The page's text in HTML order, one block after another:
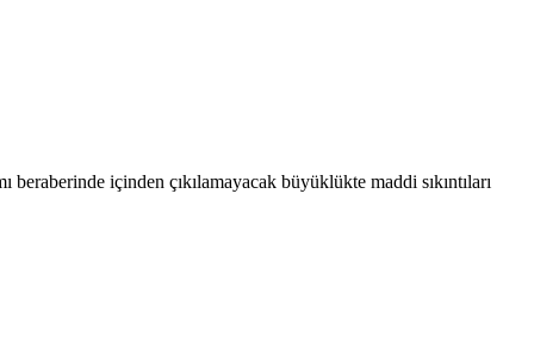
içinden çıkılamayacak büyüklükte maddi sıkıntıları